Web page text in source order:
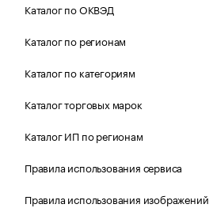
Каталог по ОКВЭД
Каталог по регионам
Каталог по категориям
Каталог торговых марок
Каталог ИП по регионам
Правила использования сервиса
Правила использования изображений